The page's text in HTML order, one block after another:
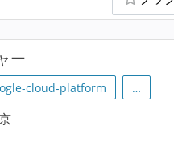
ー
cloud-platform …